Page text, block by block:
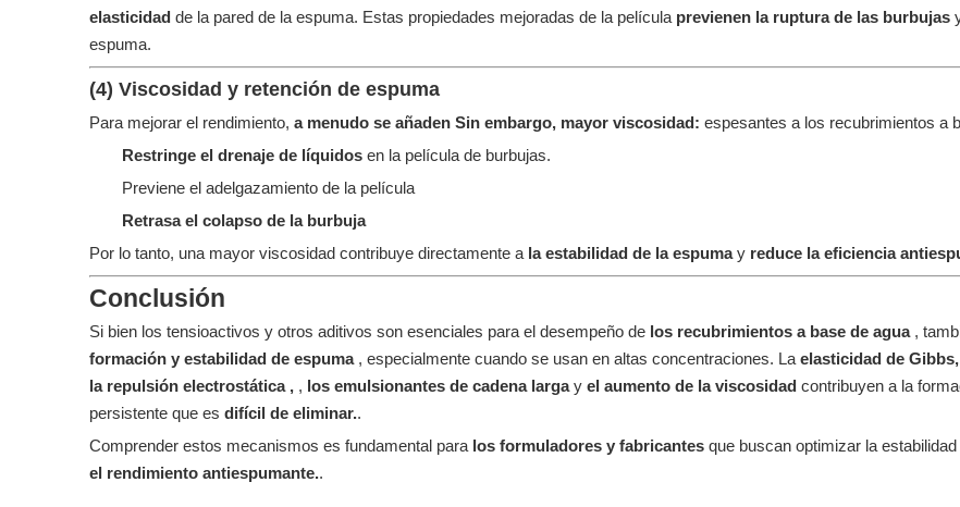
elasticidad de la pared de la espuma. Estas propiedades mejoradas de la película previenen la ruptura de las burbujas
espuma.
(4) Viscosidad y retención de espuma
Para mejorar el rendimiento, a menudo se añaden Sin embargo, mayor viscosidad: espesantes a los recubrimientos a
Restringe el drenaje de líquidos en la película de burbujas.
Previene el adelgazamiento de la película
Retrasa el colapso de la burbuja
Por lo tanto, una mayor viscosidad contribuye directamente a la estabilidad de la espumay reduce la eficiencia
Conclusión
Si bien los tensioactivos y otros aditivos son esenciales para el desempeño de los recubrimientos a base de agua ,
formación y estabilidad de espuma , especialmente cuando se usan en altas concentraciones. La elasticidad de Gibbs,
la repulsión electrostática , , los emulsionantes de cadena largay el aumento de la viscosidad contribuyen a la
persistente que es difícil de eliminar..
Comprender estos mecanismos es fundamental para los formuladores y fabricantes que buscan optimizar la
el rendimiento antiespumante..